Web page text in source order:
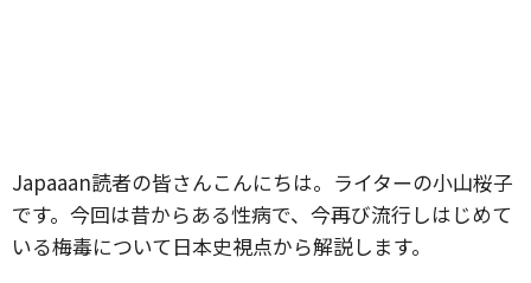
Japaaan読者の皆さんこんにちは。ライターの小山桜子
です。今回は昔からある性病で、今再び流行しはじめて
いる梅毒について日本史視点から解説します。